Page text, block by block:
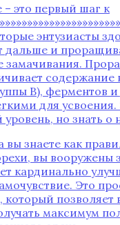
– это первый шаг к
энтузиасты
дальше и
замачивания.
содержание
В), ферментов и
для усвоения.
но знать о
вы знаете как
вы вооружены
кардинально
Это
позволяет
максимум